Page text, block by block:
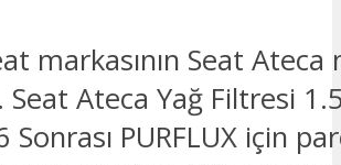
markasının Seat
Ateca Yağ Filtresi
PURFLUX için